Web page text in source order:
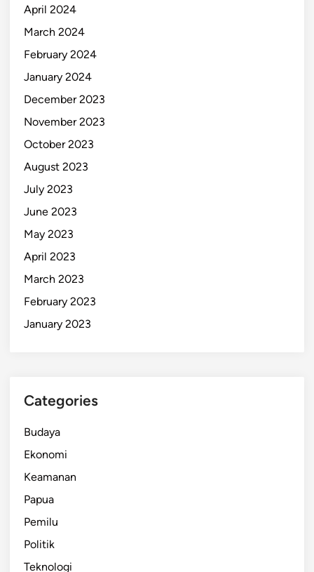
April 2024
March 2024
February 2024
January 2024
December 2023
November 2023
October 2023
August 2023
July 2023
June 2023
May 2023
April 2023
March 2023
February 2023
January 2023
Categories
Budaya
Ekonomi
Keamanan
Papua
Pemilu
Politik
Teknologi